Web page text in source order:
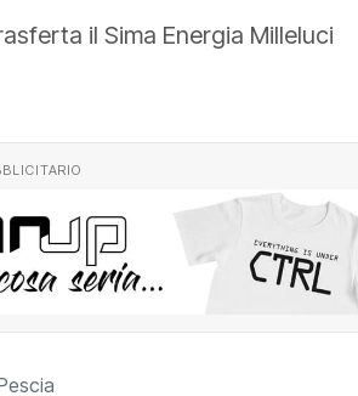
il Sima Energia Milleluci